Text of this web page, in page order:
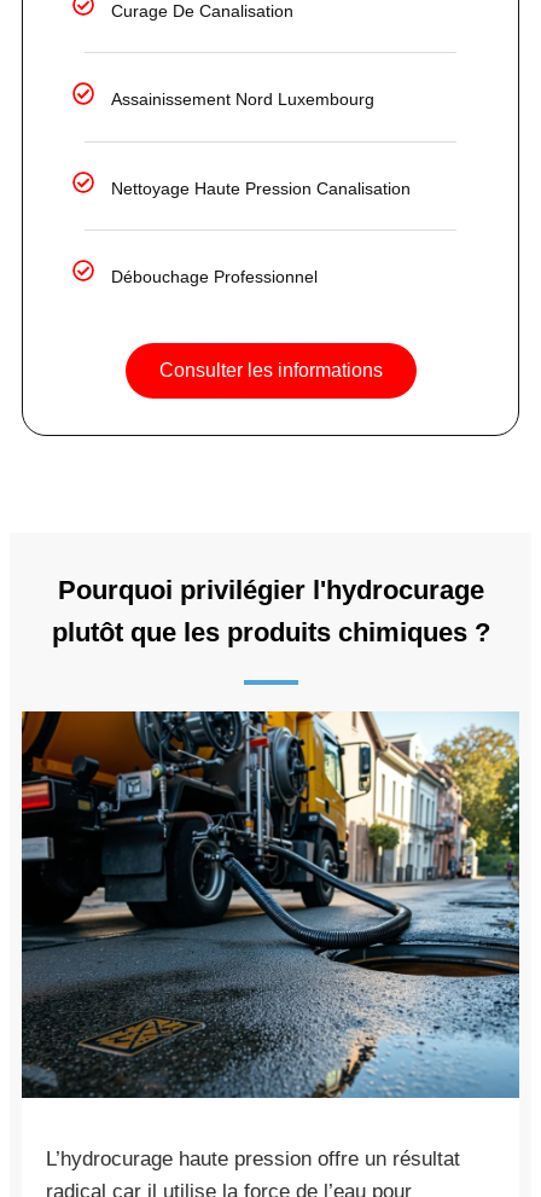
Curage De Canalisation
Assainissement Nord Luxembourg
Nettoyage Haute Pression Canalisation
Débouchage Professionnel
Consulter les informations
Pourquoi privilégier l'hydrocurage
plutôt que les produits chimiques ?
L’hydrocurage haute pression offre un résultat
radical car il utilise la force de l’eau pour